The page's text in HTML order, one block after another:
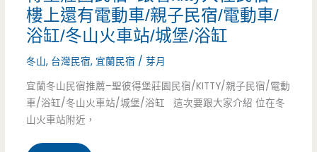
車/
戲
水
池/
浴
–
優
的
休
閒
樓上還有電動車/親子民宿/電動車/
浴缸/冬山火車站/城堡/浴缸
冬山, 台灣民宿,宜蘭民宿 /芽月
宜蘭冬山民宿推薦–聖彼得堡莊園民宿/KITTY/親子民宿/電動
車/浴缸/冬山火車站/城堡/浴缸 這次要跟大家介紹 位在冬
山火車站附近，